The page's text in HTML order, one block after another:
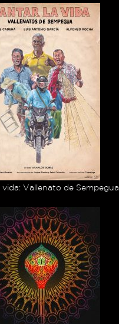
vida: Vallenato de Sempegua